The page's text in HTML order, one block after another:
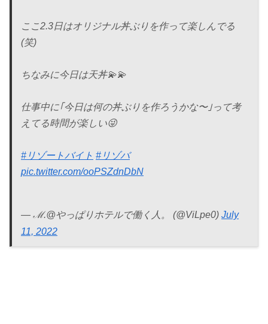
ここ2.3日はオリジナル丼ぶりを作って楽しんでる
(笑)
ちなみに今日は天丼💫💫
仕事中に｢今日は何の丼ぶりを作ろうかな〜｣って考
えてる時間が楽しい😜
#リゾートバイト #リゾバ
pic.twitter.com/ooPSZdnDbN
— ℳ.@やっぱりホテルで働く人。 (@ViLpe0) July
11, 2022